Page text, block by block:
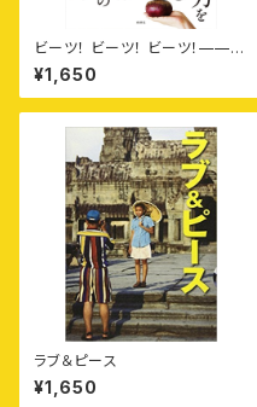
ビーツ！ ビーツ！ ビーツ！——免
疫力を高める北のスーパー健康
野菜ビーツの食べ方
¥1,650
ラブ＆ピース
¥1,650